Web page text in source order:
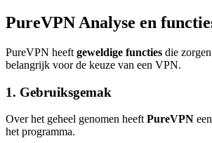
PureVPN Analyse en
PureVPN heeft geweldige functies die
belangrijk voor de keuze van een VPN.
1. Gebruiksgemak
Over het geheel genomen heeft PureVPN
het programma.